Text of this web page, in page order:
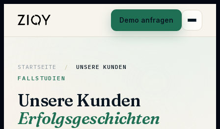
Demo anfragen
STARTSEITE /
UNSERE KUNDEN
FALLSTUDIEN
Unsere Kunden
Erfolgsgeschichten